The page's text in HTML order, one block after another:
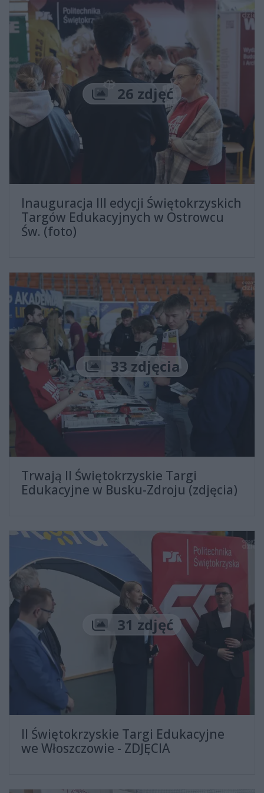
Liczba zdjęć
26 zdjęć
Inauguracja III edycji Świętokrzyskich
Targów Edukacyjnych w Ostrowcu
Św. (foto)
Liczba zdjęć
33 zdjęcia
Trwają II Świętokrzyskie Targi
Edukacyjne w Busku-Zdroju (zdjęcia)
Liczba zdjęć
31 zdjęć
II Świętokrzyskie Targi Edukacyjne
we Włoszczowie - ZDJĘCIA